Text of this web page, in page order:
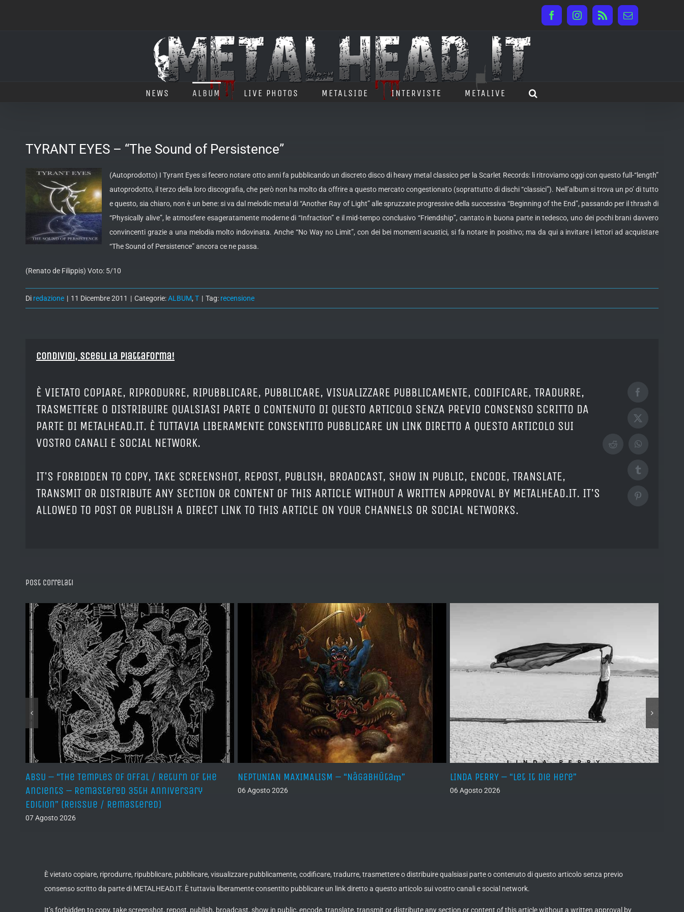
FacebookInstagram
Rss Email
NEWS ALBUM LIVE PHOTOS METALSIDE INTERVISTE METALIVE
TYRANT EYES – “The Sound of Persistence”
(Autoprodotto) I Tyrant Eyes si fecero notare otto anni fa pubblicando un discreto disco di heavy metal classico per la Scarlet Records: li ritroviamo oggi con questo full-“length”
autoprodotto, il terzo della loro discografia, che però non ha molto da offrire a questo mercato congestionato (soprattutto di dischi “classici”). Nell’album si trova un po’ di tutto
e questo, sia chiaro, non è un bene: si va dal melodic metal di “Another Ray of Light” alle spruzzate progressive della successiva “Beginning of the End”, passando per il thrash di
“Physically alive”, le atmosfere esageratamente moderne di “Infraction” e il mid-tempo conclusivo “Friendship”, cantato in buona parte in tedesco, uno dei pochi brani davvero
convincenti grazie a una melodia molto indovinata. Anche “No Way no Limit”, con dei bei momenti acustici, si fa notare in positivo; ma da qui a invitare i lettori ad acquistare
“The Sound of Persistence” ancora ce ne passa.
(Renato de Filippis) Voto: 5/10
Di redazione | 11 Dicembre 2011 | Categorie:ALBUM, T | Tag: recensione
Condividi, Scegli la piattaforma!
È VIETATO COPIARE, RIPRODURRE, RIPUBBLICARE, PUBBLICARE, VISUALIZZARE PUBBLICAMENTE, CODIFICARE, TRADURRE,
TRASMETTERE O DISTRIBUIRE QUALSIASI PARTE O CONTENUTO DI QUESTO ARTICOLO SENZA PREVIO CONSENSO SCRITTO DA
PARTE DI METALHEAD.IT. È TUTTAVIA LIBERAMENTE CONSENTITO PUBBLICARE UN LINK DIRETTO A QUESTO ARTICOLO SUI
VOSTRO CANALI E SOCIAL NETWORK.
IT'S FORBIDDEN TO COPY, TAKE SCREENSHOT, REPOST, PUBLISH, BROADCAST, SHOW IN PUBLIC, ENCODE, TRANSLATE,
TRANSMIT OR DISTRIBUTE ANY SECTION OR CONTENT OF THIS ARTICLE WITHOUT A WRITTEN APPROVAL BY METALHEAD.IT. IT'S
ALLOWED TO POST OR PUBLISH A DIRECT LINK TO THIS ARTICLE ON YOUR CHANNELS OR SOCIAL NETWORKS.
Facebook
X
RedditWhatsApp
Tumblr
Pinterest
Post correlati
ABSU – “The Temples of Offal / Return of the
Ancients – Remastered 35th Anniversary
Edition” (Reissue / Remastered)
07 Agosto 2026
NEPTUNIAN MAXIMALISM – “Nāgabhūtaṃ”
06 Agosto 2026
LINDA PERRY – “Let It Die Here”
06 Agosto 2026
È vietato copiare, riprodurre, ripubblicare, pubblicare, visualizzare pubblicamente, codificare, tradurre, trasmettere o distribuire qualsiasi parte o contenuto di questo articolo senza previo
consenso scritto da parte di METALHEAD.IT. È tuttavia liberamente consentito pubblicare un link diretto a questo articolo sui vostro canali e social network.
It’s forbidden to copy, take screenshot, repost, publish, broadcast, show in public, encode, translate, transmit or distribute any section or content of this article without a written approval by